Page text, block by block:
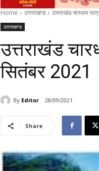
Home उत्तराखण्ड उत्तराखंड चारधाम
उत्तराखण्ड
उत्तराखंड
सितंबर 2021
By Editor 28/09/2021
Share